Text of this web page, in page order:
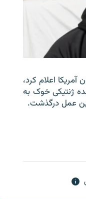
اعلام کرد،
ژنتیکی خوک به
عمل درگذشت.